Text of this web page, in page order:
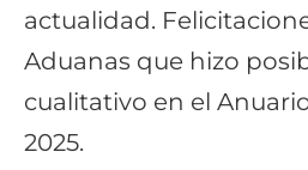
actualidad.
Aduanas que hizo
cualitativo en el
2025.